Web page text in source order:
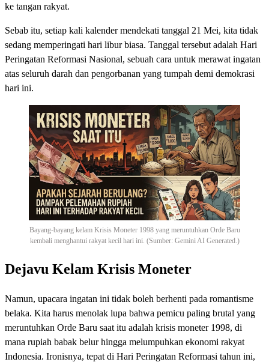
ke tangan rakyat.
Sebab itu, setiap kali kalender mendekati tanggal 21 Mei, kita tidak
sedang memperingati hari libur biasa. Tanggal tersebut adalah Hari
Peringatan Reformasi Nasional, sebuah cara untuk merawat ingatan
atas seluruh darah dan pengorbanan yang tumpah demi demokrasi
hari ini.
Bayang-bayang kelam Krisis Moneter 1998 yang meruntuhkan Orde Baru
kembali menghantui rakyat kecil hari ini. (Sumber: Gemini AI Generated.)
Dejavu Kelam Krisis Moneter
Namun, upacara ingatan ini tidak boleh berhenti pada romantisme
belaka. Kita harus menolak lupa bahwa pemicu paling brutal yang
meruntuhkan Orde Baru saat itu adalah krisis moneter 1998, di
mana rupiah babak belur hingga melumpuhkan ekonomi rakyat
Indonesia. Ironisnya, tepat di Hari Peringatan Reformasi tahun ini,